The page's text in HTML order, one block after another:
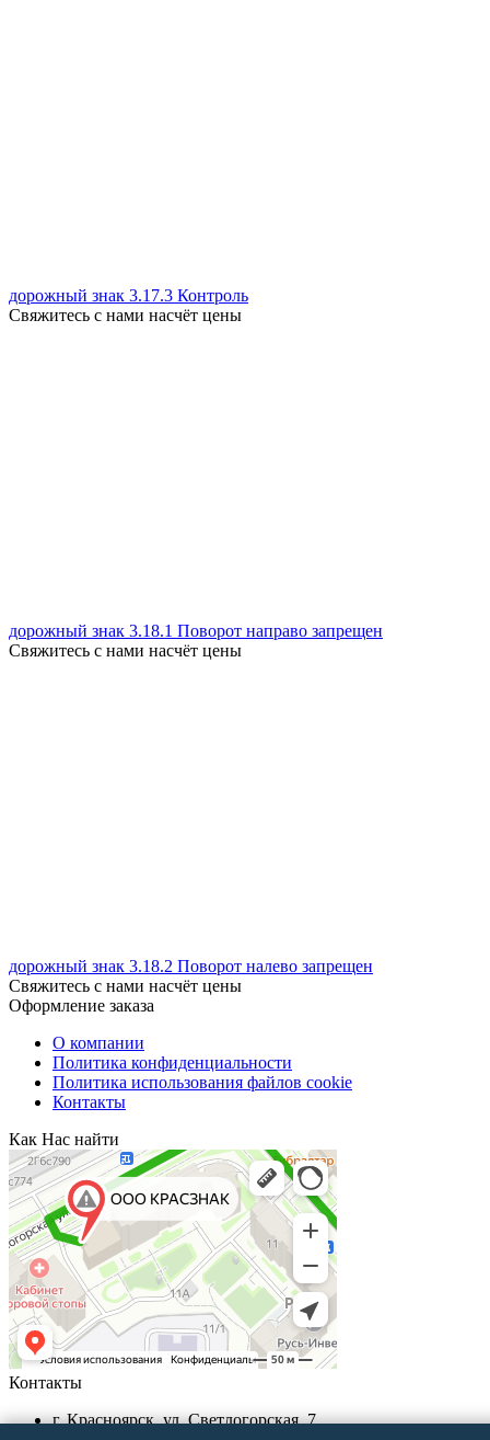
дорожный знак 3.17.3 Контроль
Свяжитесь с нами насчёт цены
дорожный знак 3.18.1 Поворот направо запрещен
Свяжитесь с нами насчёт цены
дорожный знак 3.18.2 Поворот налево запрещен
Свяжитесь с нами насчёт цены
Оформление заказа
О компании
Политика конфиденциальности
Политика использования файлов cookie
Контакты
Как Нас найти
Контакты
г. Красноярск, ул. Светлогорская, 7